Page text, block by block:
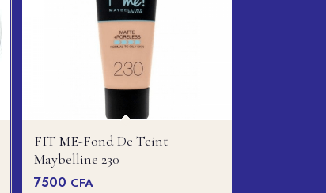
FIT ME-Fond De Teint
Maybelline 230
7500 CFA